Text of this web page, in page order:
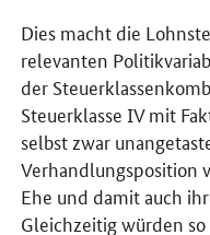
Dies macht die
relevanten
der
Steuerklasse IV mit
selbst zwar
Verhandlungsposition
Ehe und damit auch
Gleichzeitig würden